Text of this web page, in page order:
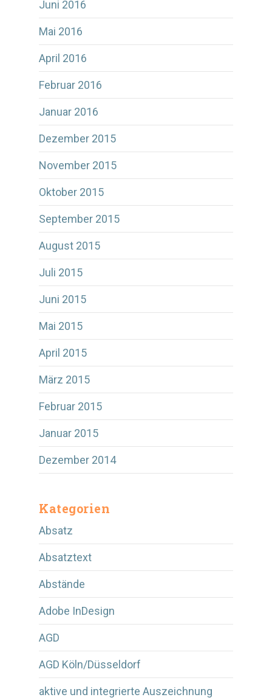
Juni 2016
Mai 2016
April 2016
Februar 2016
Januar 2016
Dezember 2015
November 2015
Oktober 2015
September 2015
August 2015
Juli 2015
Juni 2015
Mai 2015
April 2015
März 2015
Februar 2015
Januar 2015
Dezember 2014
Kategorien
Absatz
Absatztext
Abstände
Adobe InDesign
AGD
AGD Köln/Düsseldorf
aktive und integrierte Auszeichnung